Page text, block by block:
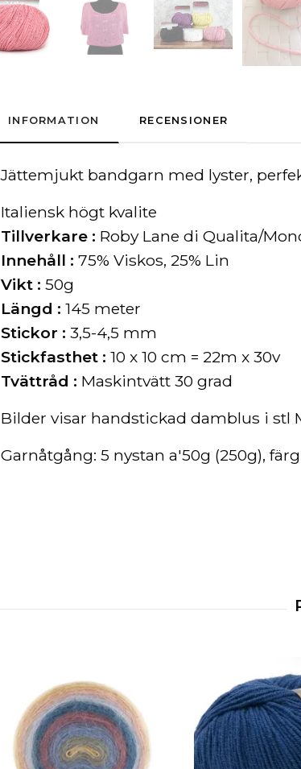
INFORMATION RECENSIONER
Jättemjukt bandgarn med lyster,
Italiensk högt kvalite
Tillverkare : Roby Lane di Qualita/
Innehåll : 75% Viskos, 25% Lin
Vikt : 50g
Längd : 145 meter
Stickor : 3,5-4,5 mm
Stickfasthet : 10 x 10 cm = 22m x 30v
Tvättråd : Maskintvätt 30 grad
Bilder visar handstickad damblus i stl
Garnåtgång: 5 nystan a'50g (250g),